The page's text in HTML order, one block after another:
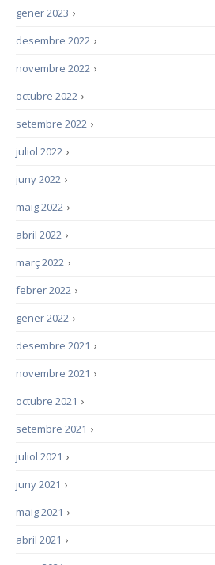
›
gener 2023
›
desembre 2022
›
novembre 2022
›
octubre 2022
›
setembre 2022
›
juliol 2022
›
juny 2022
›
maig 2022
›
abril 2022
›
març 2022
›
febrer 2022
›
gener 2022
›
desembre 2021
›
novembre 2021
›
octubre 2021
›
setembre 2021
›
juliol 2021
›
juny 2021
›
maig 2021
›
abril 2021